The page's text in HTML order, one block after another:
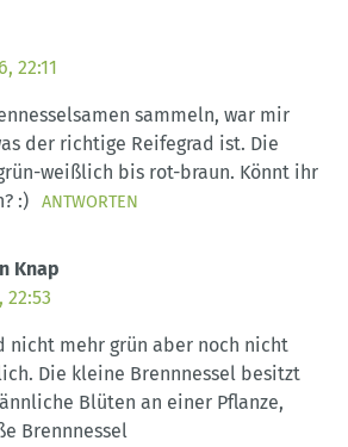
22:11
sammeln, war mir
der richtige Reifegrad ist. Die
weißlich bis rot-braun. Könnt ihr
:)
ANTWORTEN
Knap
22:53
nicht mehr grün aber noch nicht
Die kleine Brennnessel besitzt
Blüten an einer Pflanze,
Brennnessel